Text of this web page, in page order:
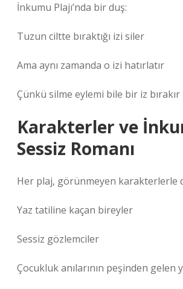
İnkumu Plajı’nda bir duş:
Tuzun ciltte bıraktığı izi siler
Ama aynı zamanda o izi hatırlatır
Çünkü silme eylemi bile bir iz bırakır
Karakterler ve
Sessiz Romanı
Her plaj, görünmeyen karakterlerle
Yaz tatiline kaçan bireyler
Sessiz gözlemciler
Çocukluk anılarının peşinden gelen